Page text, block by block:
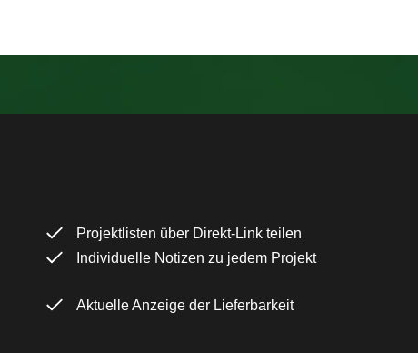
Projektlisten über Direkt-Link teilen
Individuelle Notizen zu jedem Projekt
Aktuelle Anzeige der Lieferbarkeit